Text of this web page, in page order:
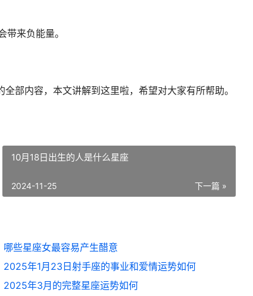
来负能量。
部内容，本文讲解到这里啦，希望对大家有所帮助。
10月18日出生的人是什么星座
下一篇 »
2024-11-25
哪些星座女最容易产生醋意
2025年1月23日射手座的事业和爱情运势如何
2025年3月的完整星座运势如何